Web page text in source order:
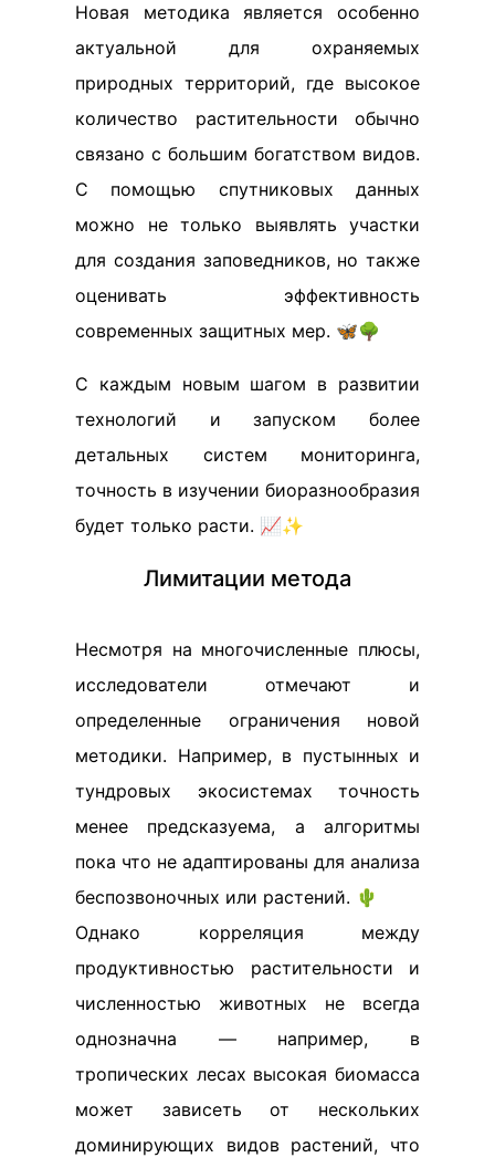
Новая методика является особенно
актуальной для охраняемых
природных территорий, где высокое
количество растительности обычно
связано с большим богатством видов.
С помощью спутниковых данных
можно не только выявлять участки
для создания заповедников, но также
оценивать эффективность
современных защитных мер. 🦋🌳
С каждым новым шагом в развитии
технологий и запуском более
детальных систем мониторинга,
точность в изучении биоразнообразия
будет только расти. 📈✨
Лимитации метода
Несмотря на многочисленные плюсы,
исследователи отмечают и
определенные ограничения новой
методики. Например, в пустынных и
тундровых экосистемах точность
менее предсказуема, а алгоритмы
пока что не адаптированы для анализа
беспозвоночных или растений. 🌵
Однако корреляция между
продуктивностью растительности и
численностью животных не всегда
однозначна — например, в
тропических лесах высокая биомасса
может зависеть от нескольких
доминирующих видов растений, что